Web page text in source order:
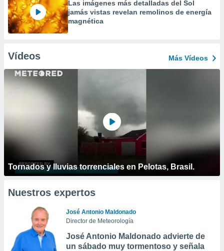
Las imágenes más detalladas del Sol
jamás vistas revelan remolinos de energía
magnética
Vídeos Más Vídeos
Tornados y lluvias torrenciales en Pelotas, Brasil.
Nuestros expertos
José Antonio Maldonado
Director de Meteorología
José Antonio Maldonado advierte de
un sábado muy tormentoso y señala